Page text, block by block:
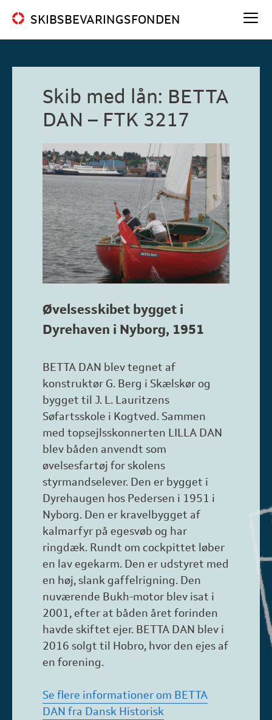
indhold
SKIBSBEVARINGSFONDEN
Skib med lån: BETTA
DAN – FTK 3217
Øvelsesskibet bygget i
Dyrehaven i Nyborg, 1951
BETTA DAN blev tegnet af
konstruktør G. Berg i Skælskør og
bygget til J. L. Lauritzens
Søfartsskole i Kogtved. Sammen
med topsejlsskonnerten LILLA DAN
blev båden anvendt som
øvelsesfartøj for skolens
styrmandselever. Den er bygget i
Dyrehaugen hos Pedersen i 1951 i
Nyborg. Den er kravelbygget af
kalmarfyr på egesvøb og har
ringdæk. Rundt om cockpittet løber
en lav egekarm. Den er udstyret med
en høj, slank gaffelrigning. Den
nuværende Bukh-motor blev isat i
2001, efter at båden året forinden
havde skiftet ejer. BETTA DAN blev i
2016 solgt til Hobro, hvor den ejes af
en forening.
Se flere informationer om BETTA
DAN fra Dansk Historisk